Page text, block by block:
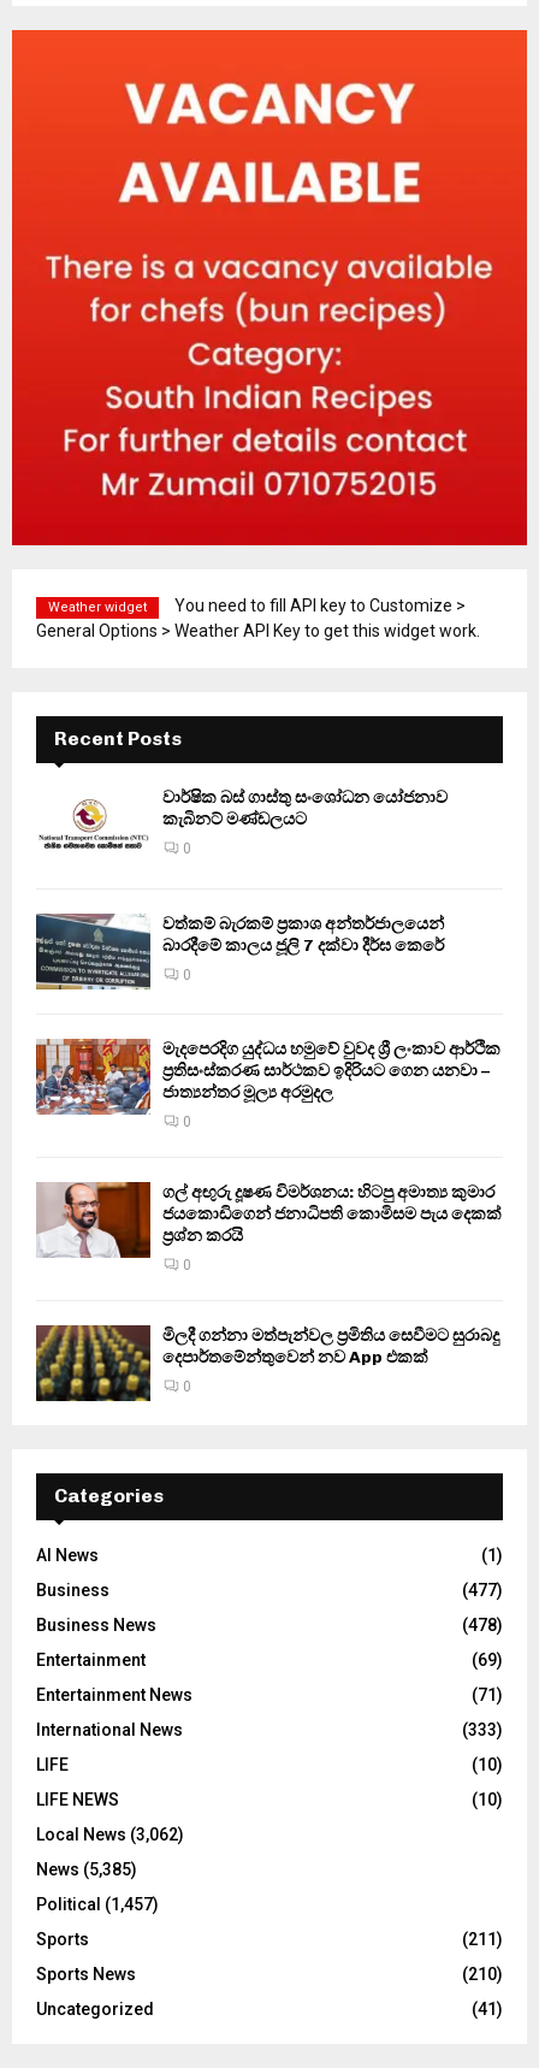
Weather widget
You need to fill API key to Customize >
General Options > Weather API Key to get this widget work.
Recent Posts
වාර්ෂික බස් ගාස්තු සංශෝධන යෝජනාව
කැබිනට් මණ්ඩලයට
0
වත්කම් බැරකම් ප්‍රකාශ අන්තර්ජාලයෙන්
බාරදීමේ කාලය ජූලි 7 දක්වා දීර්ඝ කෙරේ
0
මැදපෙරදිග යුද්ධය හමුවේ වුවද ශ්‍රී ලංකාව ආර්ථික
ප්‍රතිසංස්කරණ සාර්ථකව ඉදිරියට ගෙන යනවා –
ජාත්‍යන්තර මූල්‍ය අරමුදල
0
ගල් අඟුරු දූෂණ විමර්ශනය: හිටපු අමාත්‍ය කුමාර
ජයකොඩිගෙන් ජනාධිපති කොමිසම පැය දෙකක්
ප්‍රශ්න කරයි
0
මිලදී ගන්නා මත්පැන්වල ප්‍රමිතිය සෙවීමට සුරාබදු
දෙපාර්තමේන්තුවෙන් නව App එකක්
0
Categories
AI News
(1)
Business
(477)
Business News
(478)
Entertainment
(69)
Entertainment News
(71)
International News
(333)
LIFE
(10)
LIFE NEWS
(10)
Local News (3,062)
News (5,385)
Political (1,457)
Sports
(211)
Sports News
(210)
Uncategorized
(41)